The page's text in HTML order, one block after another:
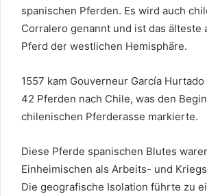
spanischen Pferden. Es wird auch
Corralero genannt und ist das älteste
Pferd der westlichen Hemisphäre.
1557 kam Gouverneur García
42 Pferden nach Chile, was den
chilenischen Pferderasse markierte.
Diese Pferde spanischen Blutes
Einheimischen als Arbeits- und
Die geografische Isolation führte zu